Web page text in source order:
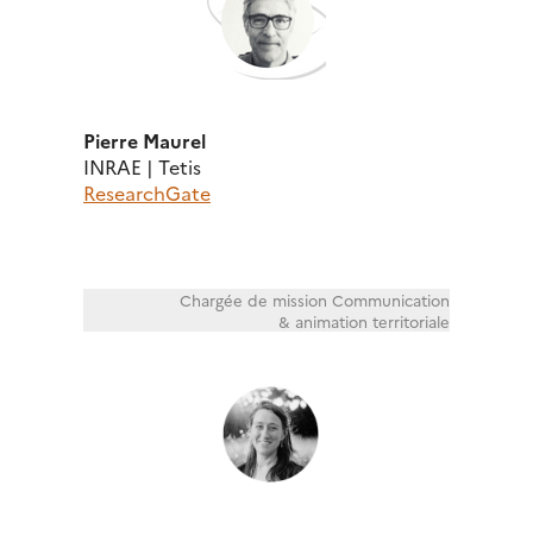
Pierre Maurel
INRAE | Tetis
ResearchGate
Chargée de mission Communication
& animation territoriale